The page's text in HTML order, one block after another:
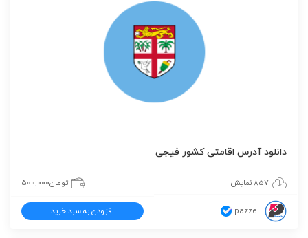
دانلود آدرس اقامتی کشور فیجی
857 نمایش تومان500,000
pazzel افزودن به سبد خرید